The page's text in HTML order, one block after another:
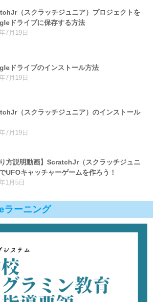
（スクラッチジュニア）プロジェクトを
ドライブに保存する方法
7月19日
ドライブのインストール方法
7月19日
（スクラッチジュニア）のインストール
7月19日
り方説明動画】ScratchJr（スクラッチジュニ
UFOキャッチャーゲームを作ろう！
1月5日
ラーニング